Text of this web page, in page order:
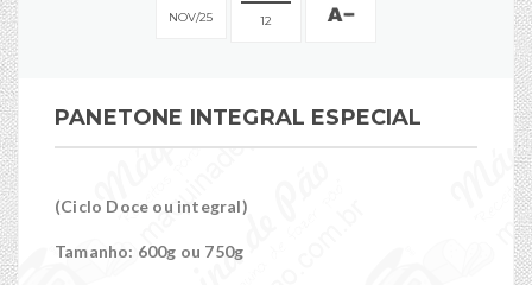
NOV 25 12
PANETONE INTEGRAL ESPECIAL
(Ciclo Doce ou integral)
Tamanho: 600g ou 750g